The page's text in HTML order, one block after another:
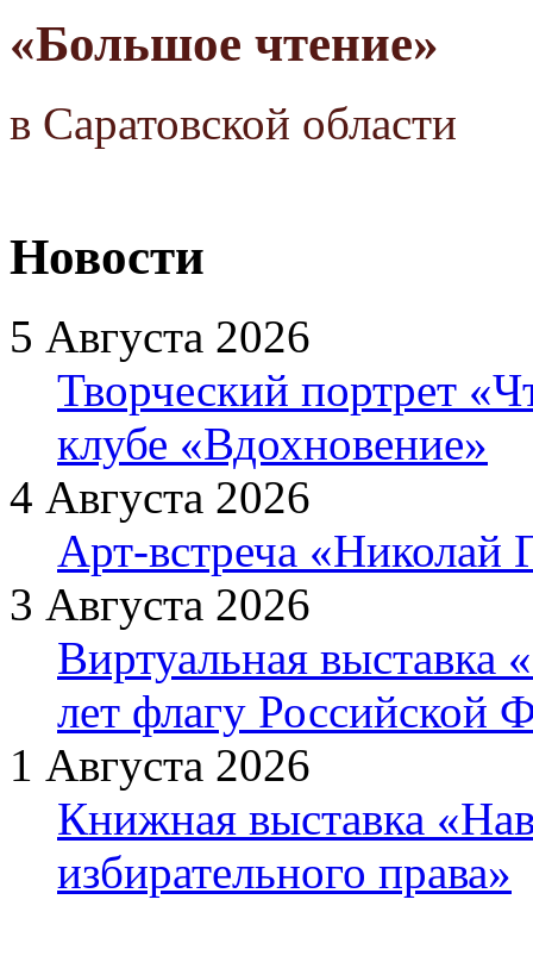
«Большое чтение»
в Саратовской области
Новости
5 Августа 2026
Творческий портрет
клубе «Вдохновение»
4 Августа 2026
Арт-встреча «Николай
3 Августа 2026
Виртуальная выставка
лет флагу Российской
1 Августа 2026
Книжная выставка
избирательного права»